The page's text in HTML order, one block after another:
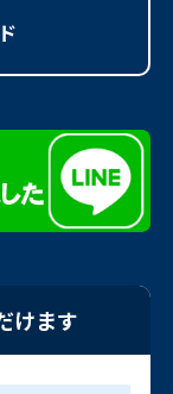
けます